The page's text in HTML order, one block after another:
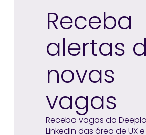
Receba
alertas
novas
vagas
Receba vagas da
LinkedIn das área de UX